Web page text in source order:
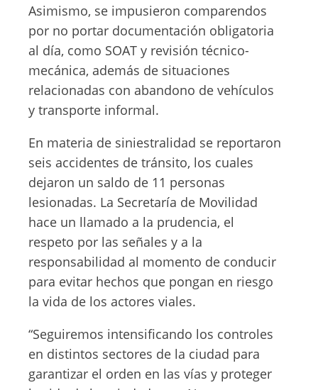
Asimismo, se impusieron comparendos
por no portar documentación obligatoria
al día, como SOAT y revisión técnico-
mecánica, además de situaciones
relacionadas con abandono de vehículos
y transporte informal.
En materia de siniestralidad se reportaron
seis accidentes de tránsito, los cuales
dejaron un saldo de 11 personas
lesionadas. La Secretaría de Movilidad
hace un llamado a la prudencia, el
respeto por las señales y a la
responsabilidad al momento de conducir
para evitar hechos que pongan en riesgo
la vida de los actores viales.
“Seguiremos intensificando los controles
en distintos sectores de la ciudad para
garantizar el orden en las vías y proteger